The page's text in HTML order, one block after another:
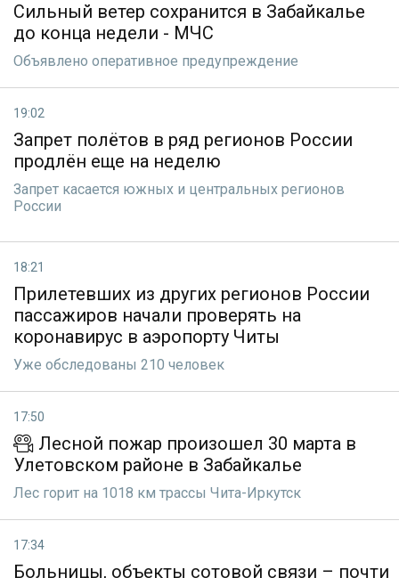
Сильный ветер сохранится в Забайкалье
до конца недели - МЧС
Объявлено оперативное предупреждение
19:02
Запрет полётов в ряд регионов России
продлён еще на неделю
Запрет касается южных и центральных регионов
России
18:21
Прилетевших из других регионов России
пассажиров начали проверять на
коронавирус в аэропорту Читы
Уже обследованы 210 человек
17:50
Лесной пожар произошел 30 марта в
Улетовском районе в Забайкалье
Лес горит на 1018 км трассы Чита-Иркутск
17:34
Больницы, объекты сотовой связи – почти